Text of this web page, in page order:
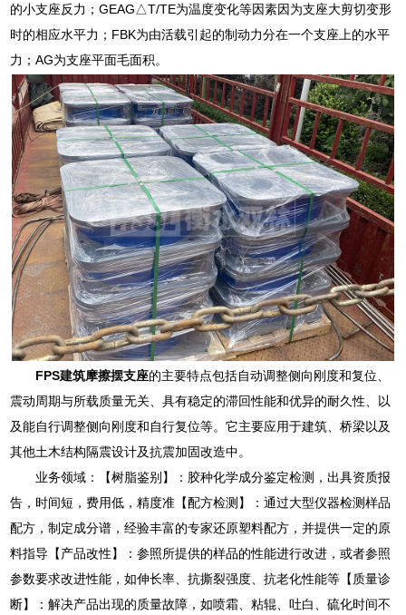
的小支座反力；GEAG△T/TE为温度变化等因素因为支座大剪切变形
时的相应水平力；FBK为由活载引起的制动力分在一个支座上的水平
力；AG为支座平面毛面积。
FPS建筑摩擦摆支座的主要特点包括自动调整侧向刚度和复位、
震动周期与所载质量无关、具有稳定的滞回性能和优异的耐久性、以
及能自行调整侧向刚度和自行复位等。它主要应用于建筑、桥梁以及
其他土木结构隔震设计及抗震加固改造中。
业务领域：【树脂鉴别】：胶种化学成分鉴定检测，出具资质报
告，时间短，费用低，精度准【配方检测】：通过大型仪器检测样品
配方，制定成分谱，经验丰富的专家还原塑料配方，并提供一定的原
料指导【产品改性】：参照所提供的样品的性能进行改进，或者参照
参数要求改进性能，如伸长率、抗撕裂强度、抗老化性能等【质量诊
断】：解决产品出现的质量故障，如喷霜、粘辊、吐白、硫化时间不